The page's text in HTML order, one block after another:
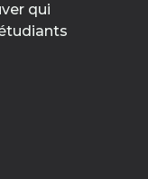
qui